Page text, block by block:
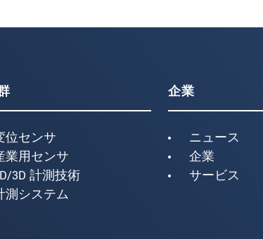
位センサ
業用センサ
3D 計測技術
測システム
企業
ニュース
企業
サービス